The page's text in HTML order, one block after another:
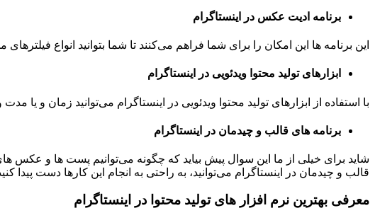
برنامه ادیت عکس در اینستاگرام
این برنامه ها این امکان را برای شما فراهم می‌کنند تا شما بتوانید انواع
ابزارهای تولید محتوا ویدئویی در اینستاگرام
با استفاده از ابزارهای تولید محتوا ویدئویی در اینستاگرام می‌توانید زمان و یا
برنامه های قالب و چیدمان در اینستاگرام
شاید برای خیلی از ما این سوال پیش بیاید که چگونه می‌توانیم پست ها و عکس
قالب و چیدمان در اینستاگرام می‌توانید، به راحتی به انجام این کارها دست پیدا
معرفی بهترین نرم افزار های تولید محتوا در اینستاگرام